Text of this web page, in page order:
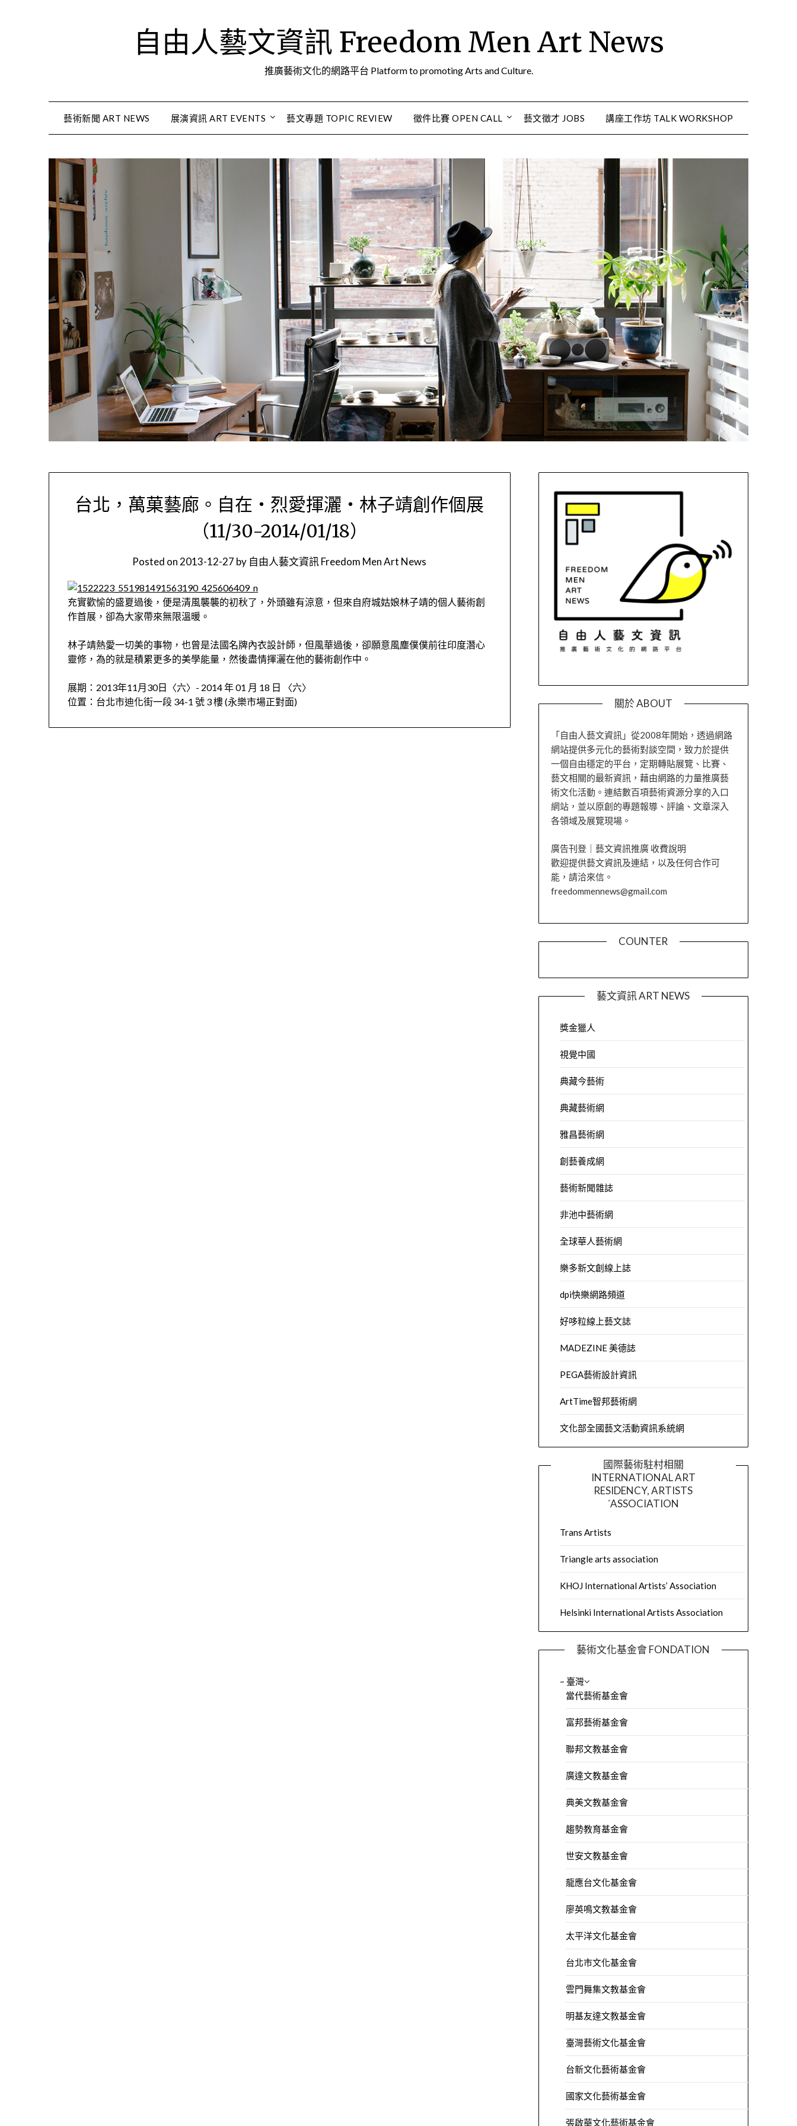
自由人藝文資訊 Freedom Men Art News
推廣藝術文化的網路平台 Platform to promoting Arts and Culture.
藝術新聞 ART NEWS 展演資訊 ART EVENTS 藝文專題 TOPIC REVIEW 徵件比賽 OPEN CALL 藝文徵才 JOBS 講座工作坊 TALK WORKSHOP
台北，萬菓藝廊。自在‧烈愛揮灑‧林子靖創作個展
（11/30-2014/01/18）
Posted on2013-12-27 by 自由人藝文資訊 Freedom Men Art News
充實歡愉的盛夏過後，便是清風襲襲的初秋了，外頭雖有涼意，但來自府城姑娘林子靖的個人藝術創
作首展，卻為大家帶來無限溫暖。
林子靖熱愛一切美的事物，也曾是法國名牌內衣設計師，但風華過後，卻願意風塵僕僕前往印度潛心
靈修，為的就是積累更多的美學能量，然後盡情揮灑在他的藝術創作中。
展期：2013年11月30日〈六〉- 2014 年 01 月 18 日 〈六〉
位置：台北市迪化街一段 34-1 號 3 樓 (永樂市場正對面)
關於 ABOUT
「自由人藝文資訊」從2008年開始，透過網路
網站提供多元化的藝術對談空間，致力於提供
一個自由穩定的平台，定期轉貼展覽、比賽、
藝文相關的最新資訊，藉由網路的力量推廣藝
術文化活動。連結數百項藝術資源分享的入口
網站，並以原創的專題報導、評論、文章深入
各領域及展覽現場。
廣告刊登｜藝文資訊推廣 收費說明
歡迎提供藝文資訊及連結，以及任何合作可
能，請洽來信。
freedommennews@gmail.com
COUNTER
藝文資訊 ART NEWS
獎金獵人
視覺中國
典藏今藝術
典藏藝術網
雅昌藝術網
創藝養成網
藝術新聞雜誌
非池中藝術網
全球華人藝術網
樂多新文創線上誌
dpi快樂網路頻道
好哆粒線上藝文誌
MADEZINE 美德誌
PEGA藝術設計資訊
ArtTime智邦藝術網
文化部全國藝文活動資訊系統網
國際藝術駐村相關
INTERNATIONAL ART
RESIDENCY, ARTISTS
´ASSOCIATION
Trans Artists
Triangle arts association
KHOJ International Artists’ Association
Helsinki International Artists Association
藝術文化基金會 FONDATION
– 臺灣
當代藝術基金會
富邦藝術基金會
聯邦文教基金會
廣達文教基金會
典美文教基金會
趨勢教育基金會
世安文教基金會
龍應台文化基金會
廖英鳴文教基金會
太平洋文化基金會
台北市文化基金會
雲門舞集文教基金會
明基友達文教基金會
臺灣藝術文化基金會
台新文化藝術基金會
國家文化藝術基金會
張啟華文化藝術基金會